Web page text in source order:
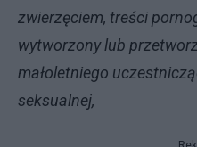
zwierzęciem, treści
wytworzony lub
małoletniego
seksualnej,